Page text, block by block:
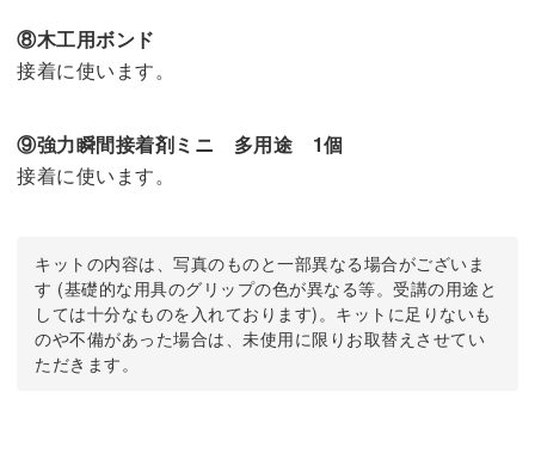
⑧木工用ボンド
接着に使います。
⑨強力瞬間接着剤ミニ 多用途 1個
接着に使います。
キットの内容は、写真のものと一部異なる場合がございま
す (基礎的な用具のグリップの色が異なる等。受講の用途と
しては十分なものを入れております)。キットに足りないも
のや不備があった場合は、未使用に限りお取替えさせてい
ただきます。